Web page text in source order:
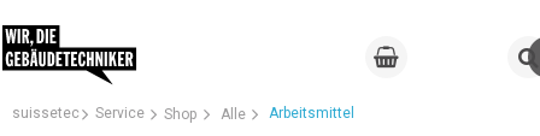
suissetec Service Shop Alle Arbeitsmittel